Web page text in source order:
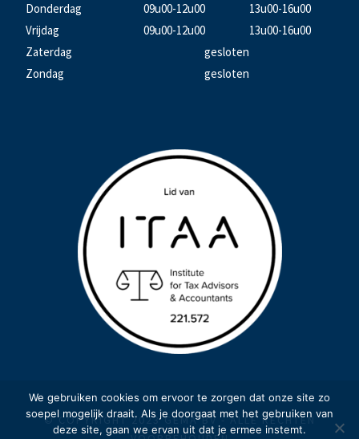
Donderdag
09u00-12u00
13u00-16u00
Vrijdag
09u00-12u00
13u00-16u00
Zaterdag
gesloten
Zondag
gesloten
© COPYRIGHT 2023 GEMA BV - ALLE RECHTEN
We gebruiken cookies om ervoor te zorgen dat onze site zo
soepel mogelijk draait. Als je doorgaat met het gebruiken van
deze site, gaan we ervan uit dat je ermee instemt.